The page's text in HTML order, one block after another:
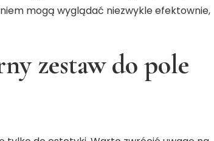
mogą wyglądać niezwykle efektownie,
zestaw do pole